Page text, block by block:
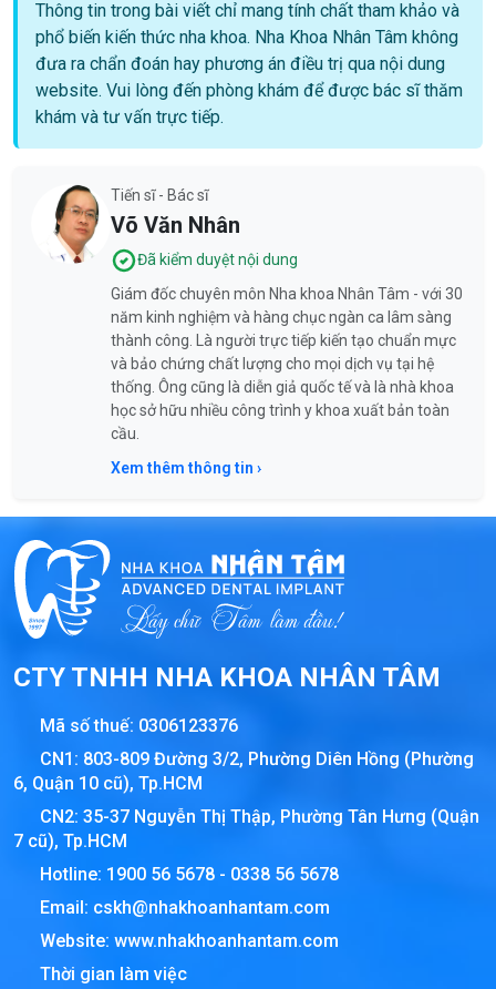
Thông tin trong bài viết chỉ mang tính chất tham khảo và
phổ biến kiến thức nha khoa. Nha Khoa Nhân Tâm không
đưa ra chẩn đoán hay phương án điều trị qua nội dung
website. Vui lòng đến phòng khám để được bác sĩ thăm
khám và tư vấn trực tiếp.
Tiến sĩ - Bác sĩ
Võ Văn Nhân
Đã kiểm duyệt nội dung
Giám đốc chuyên môn Nha khoa Nhân Tâm - với 30
năm kinh nghiệm và hàng chục ngàn ca lâm sàng
thành công. Là người trực tiếp kiến tạo chuẩn mực
và bảo chứng chất lượng cho mọi dịch vụ tại hệ
thống. Ông cũng là diễn giả quốc tế và là nhà khoa
học sở hữu nhiều công trình y khoa xuất bản toàn
cầu.
Xem thêm thông tin ›
CTY TNHH NHA KHOA NHÂN TÂM
Mã số thuế: 0306123376
CN1: 803-809 Đường 3/2, Phường Diên Hồng (Phường
6, Quận 10 cũ), Tp.HCM
CN2: 35-37 Nguyễn Thị Thập, Phường Tân Hưng (Quận
7 cũ), Tp.HCM
Hotline: 1900 56 5678 - 0338 56 5678
Email: cskh@nhakhoanhantam.com
Website: www.nhakhoanhantam.com
Thời gian làm việc